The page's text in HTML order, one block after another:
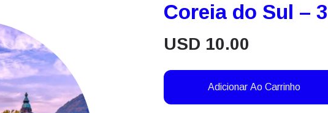
Coreia do Sul –
USD 10.00
Adicionar Ao Carrinho